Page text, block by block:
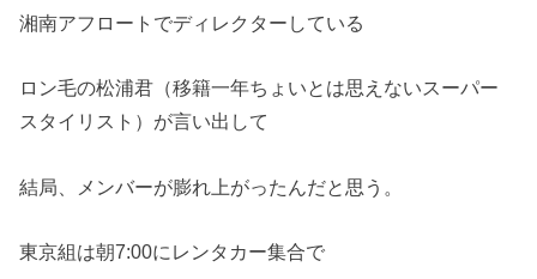
湘南アフロートでディレクターしている
ロン毛の松浦君（移籍一年ちょいとは思えないスーパー
スタイリスト）が言い出して
結局、メンバーが膨れ上がったんだと思う。
東京組は朝7:00にレンタカー集合で